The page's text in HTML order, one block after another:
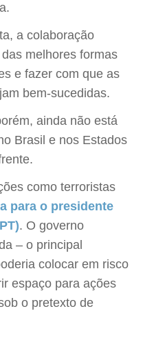
a colaboração
melhores formas
e fazer com que as
bem-sucedidas.
ainda não está
Brasil e nos Estados
como terroristas
para o presidente
. O governo
– o principal
colocar em risco
espaço para ações
o pretexto de